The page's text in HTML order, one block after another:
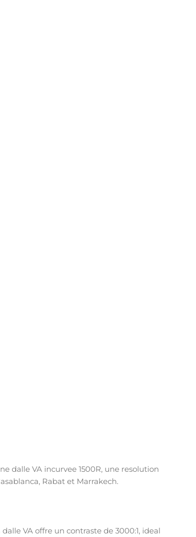
dalle VA incurvee 1500R, une resolution
Rabat et Marrakech.
VA offre un contraste de 3000:1, ideal